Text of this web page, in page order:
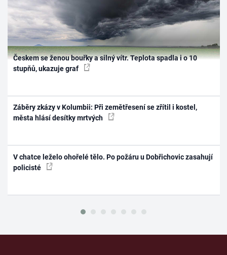
Českem se ženou bouřky a silný vítr. Teplota spadla i o 10
stupňů, ukazuje graf
Záběry zkázy v Kolumbii: Při zemětřesení se zřítil i kostel,
města hlásí desítky mrtvých
V chatce leželo ohořelé tělo. Po požáru u Dobřichovic zasahují
policisté